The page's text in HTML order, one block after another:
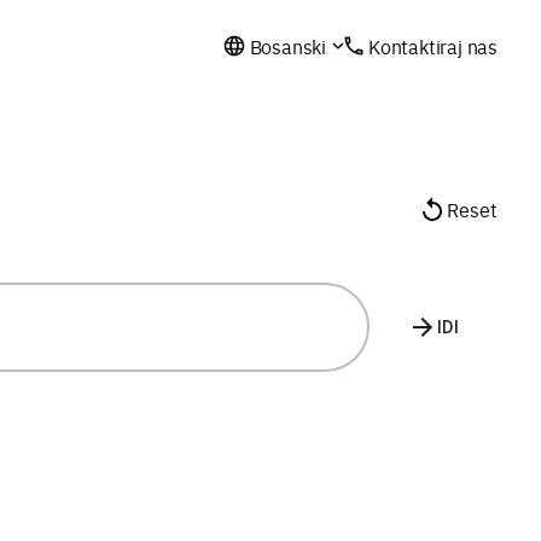
Bosanski Kontaktiraj nas
Reset
IDI